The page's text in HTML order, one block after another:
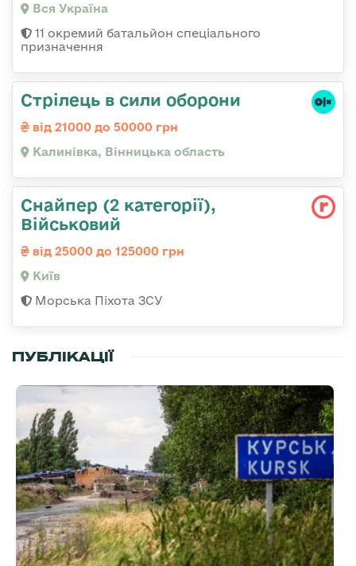
Вся Україна
11 окремий батальйон спеціального
призначення
Стрілець в сили оборони
від 21000 до 50000 грн
Калинівка, Вінницька область
Снайпер (2 категорії),
Військовий
від 25000 до 125000 грн
Київ
Морська Піхота ЗСУ
ПУБЛІКАЦІЇ